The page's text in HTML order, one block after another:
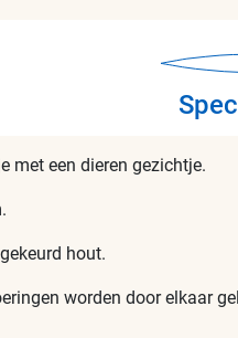
met een dieren gezichtje.
hout.
worden door elkaar